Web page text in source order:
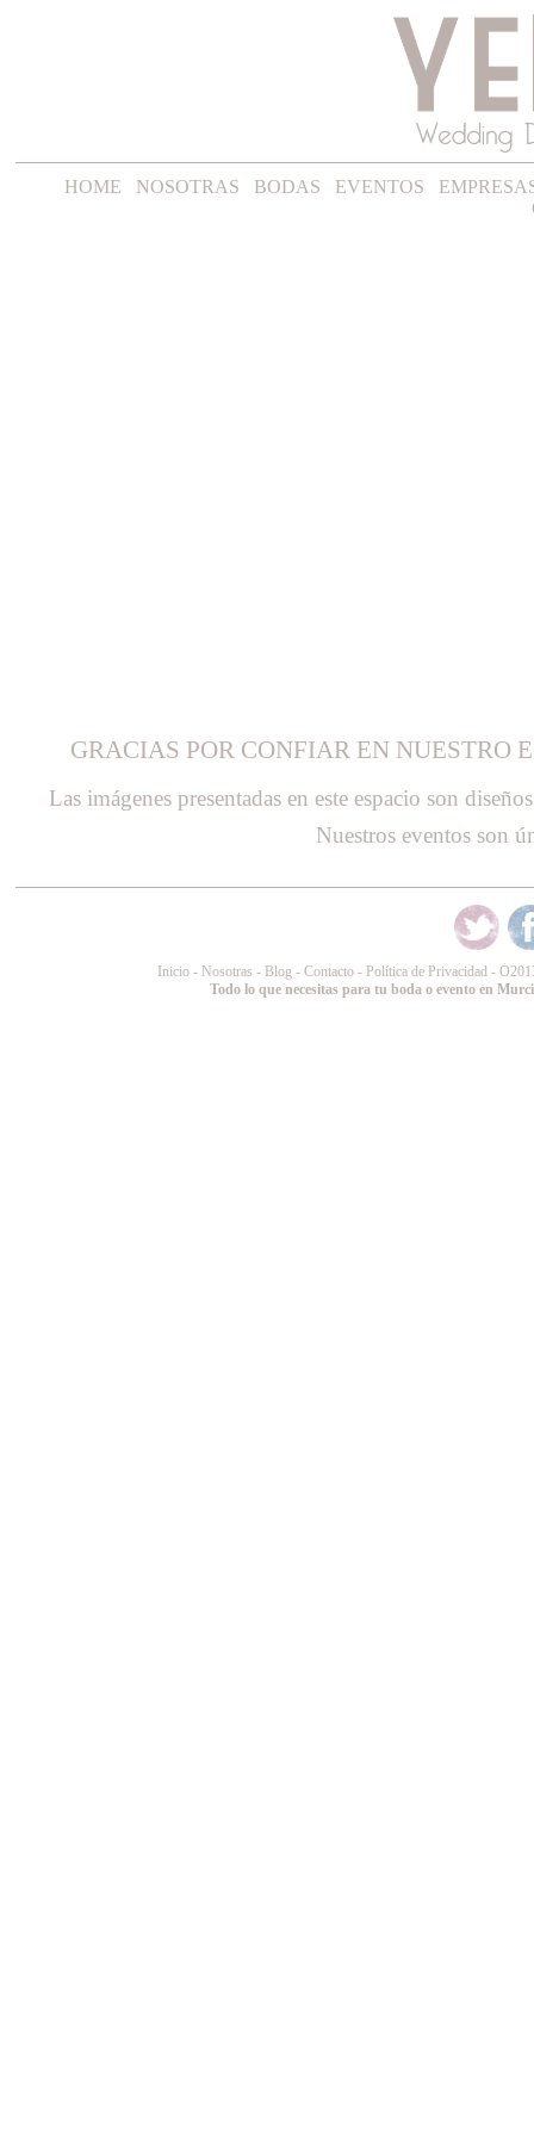
Inicio- Nosotras - Blog- Contacto- Política de Privacidad- Ó
Todo lo que necesitas para tu boda o evento en
GRACIAS POR CONFIAR EN NUESTRO
Las imágenes presentadas en este espacio son
Nuestros eventos son
HOME NOSOTRAS BODAS EVENTOS